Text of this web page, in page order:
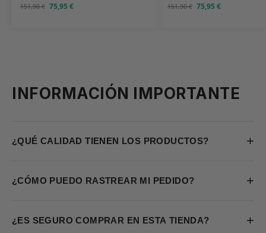
151,90€ 75,95€ 151,90€ 75,95€
INFORMACIÓN IMPORTANTE
¿QUÉ CALIDAD TIENEN LOS PRODUCTOS? +
¿CÓMO PUEDO RASTREAR MI PEDIDO? +
¿ES SEGURO COMPRAR EN ESTA TIENDA? +